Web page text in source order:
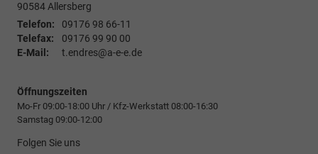
90584Allersberg
Telefon:
09176 98 66-11
Telefax:
09176 99 90 00
E-Mail:
t.endres@a-e-e.de
Öffnungszeiten
Mo-Fr 09:00-18:00 Uhr / Kfz-Werkstatt 08:00-16:30
Samstag 09:00-12:00
Folgen Sie uns